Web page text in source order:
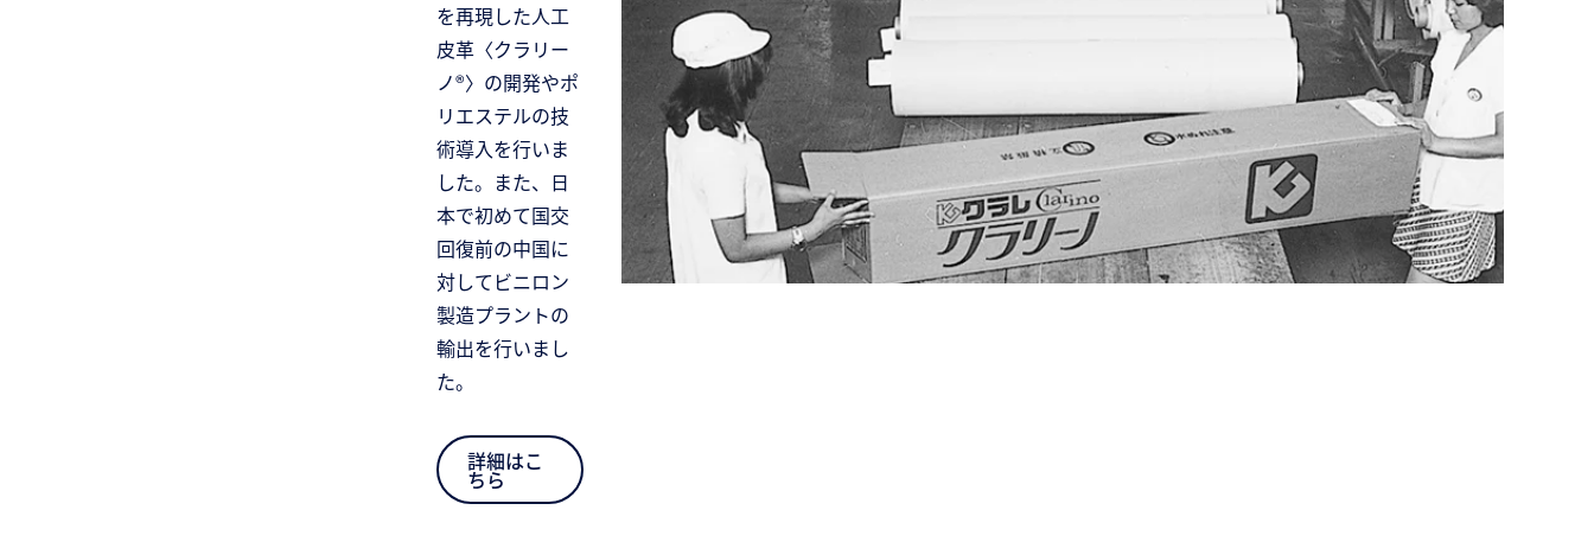
を再現した人工
皮革〈クラリー
ノ®〉の開発やポ
リエステルの技
術導入を行いま
した。また、日
本で初めて国交
回復前の中国に
対してビニロン
製造プラントの
輸出を行いまし
た。
詳細はこ
ちら